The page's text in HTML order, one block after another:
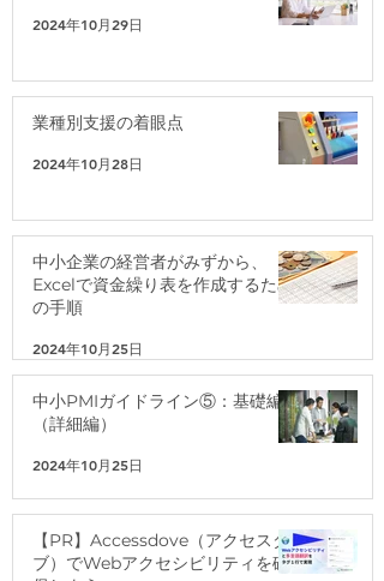
2024年10月29日
業種別支援の着眼点
2024年10月28日
中小企業の経営者がみずから、
Excelで資金繰り表を作成するため
の手順
2024年10月25日
中小PMIガイドライン⑤：基礎編
（詳細編）
2024年10月25日
【PR】Accessdove（アクセスダ
ブ）でWebアクセシビリティを確